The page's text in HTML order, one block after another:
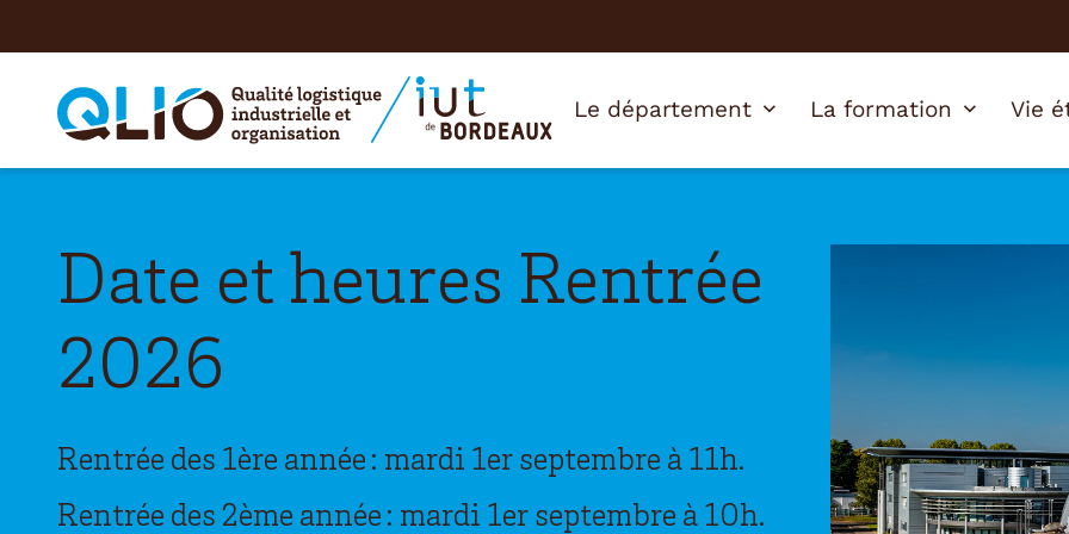
Le département La formation Vie
Date et heures Rentrée
2026
Rentrée des 1ère année : mardi 1er septembre à 11h.
Rentrée des 2ème année : mardi 1er septembre à 10h.